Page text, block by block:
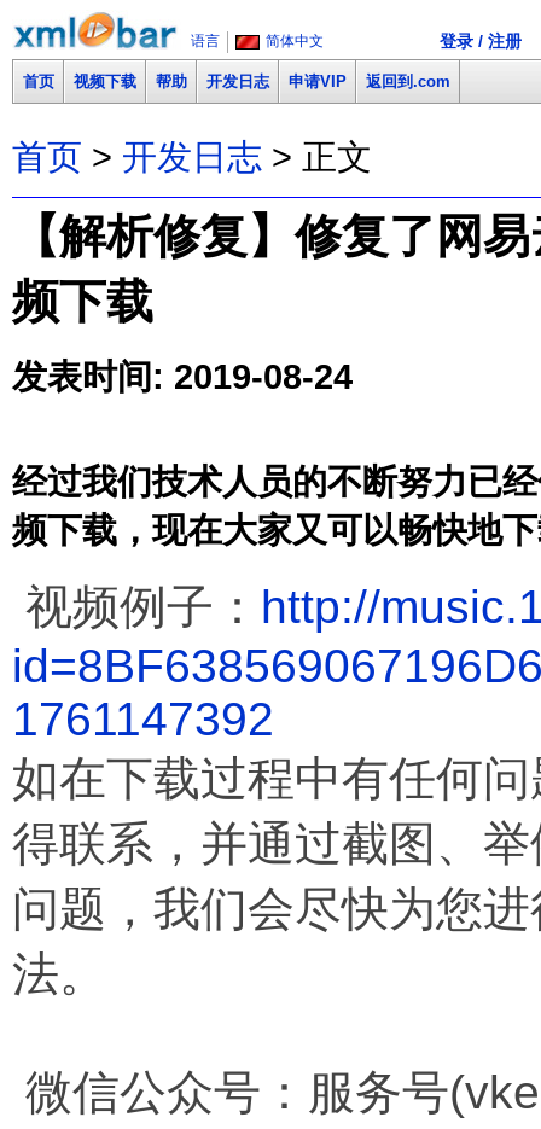
语言 简体中文 登录 / 注册
首页 视频下载 帮助 开发日志 申请VIP 返回到.com
首页 > 开发日志 > 正文
【解析修复】修复了网
频下载
发表时间: 2019-08-24
经过我们技术人员的不断努力已
频下载，现在大家又可以畅快地
视频例子： http://
1761147392
如在下载过程中有任何
得联系，并通过截图、
问题，我们会尽快为您
法。
微信公众号：服务号